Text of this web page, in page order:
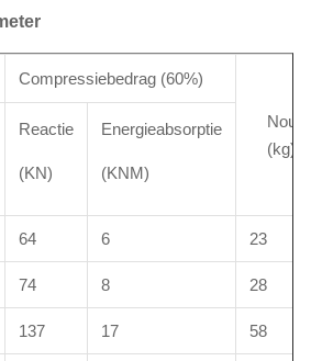
Compressiebedrag (60%)
(kg)
Reactie
(KN)
Energieabsorptie
(KNM)
64 6 23
74 8 28
137 17 58